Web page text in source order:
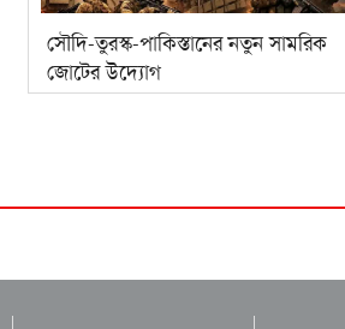
সৌদি-তুরস্ক-পাকিস্তানের নতুন সামরিক
জোটের উদ্যোগ